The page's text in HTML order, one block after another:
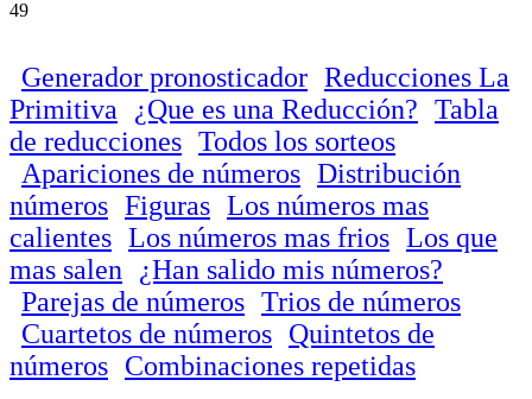
49
Generador pronosticador Reducciones La
Primitiva
¿Que es una Reducción? Tabla
de reducciones Todos los sorteos
Apariciones de números Distribución
números Figuras Los números mas
calientes Los números mas frios Los que
mas salen
¿Han salido mis números?
Parejas de números Trios de números
Cuartetos de números Quintetos de
números Combinaciones repetidas